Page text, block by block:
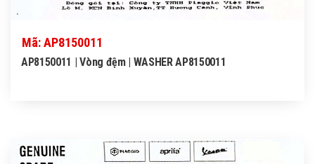
Mã: AP8150011
AP8150011 | Vòng đệm | WASHER AP8150011